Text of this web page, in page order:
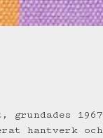
1967
hantverk och